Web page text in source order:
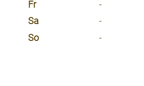
Fr
-
Sa
-
So
-